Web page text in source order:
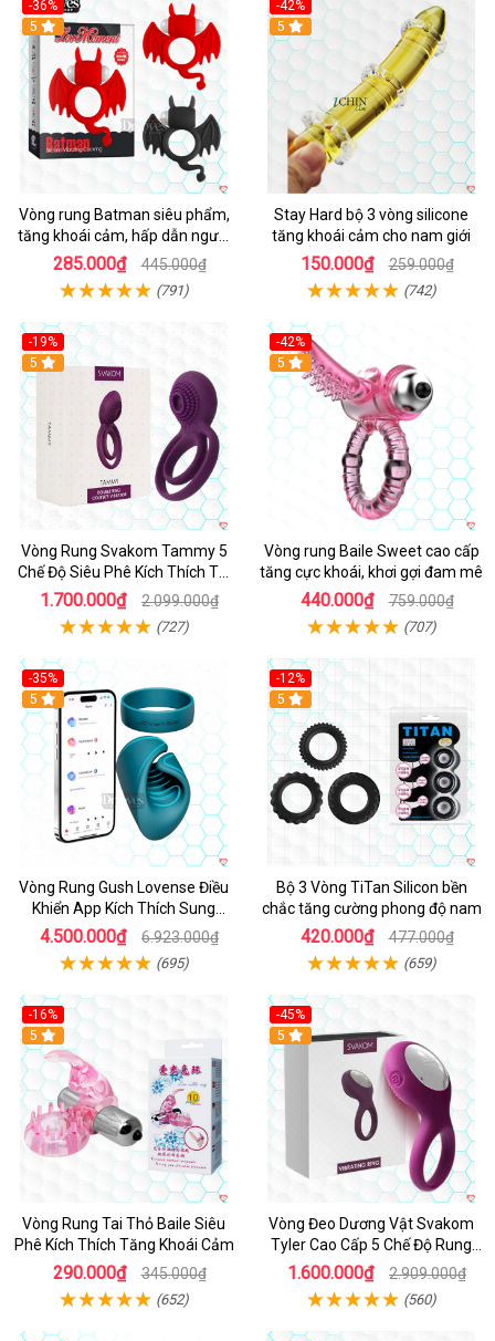
-36%
5
Vòng rung Batman siêu phẩm,
tăng khoái cảm, hấp dẫn người
dùng
285.000₫ 445.000₫
(791)
-42%
5
Stay Hard bộ 3 vòng silicone
tăng khoái cảm cho nam giới
150.000₫ 259.000₫
(742)
-19%
5
Vòng Rung Svakom Tammy 5
Chế Độ Siêu Phê Kích Thích Tối
Đa
1.700.000₫ 2.099.000₫
(727)
-42%
5
Vòng rung Baile Sweet cao cấp
tăng cực khoái, khơi gợi đam mê
440.000₫ 759.000₫
(707)
-35%
Hot
5
Vòng Rung Gush Lovense Điều
Khiển App Kích Thích Sung
Sướng
4.500.000₫ 6.923.000₫
(695)
-12%
5
Bộ 3 Vòng TiTan Silicon bền
chắc tăng cường phong độ nam
420.000₫ 477.000₫
(659)
-16%
Hot
5
Vòng Rung Tai Thỏ Baile Siêu
Phê Kích Thích Tăng Khoái Cảm
290.000₫ 345.000₫
(652)
-45%
5
Vòng Đeo Dương Vật Svakom
Tyler Cao Cấp 5 Chế Độ Rung
Mạnh Mẽ Kích Thích Điểm G
1.600.000₫ 2.909.000₫
(560)